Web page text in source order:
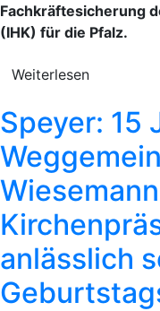
Fachkräftesicherung
(IHK) für die Pfalz.
Weiterlesen
Speyer: 15
anlässlich